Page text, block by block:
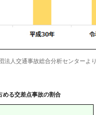
法人交通事故総合分析センターより
める交差点事故の割合